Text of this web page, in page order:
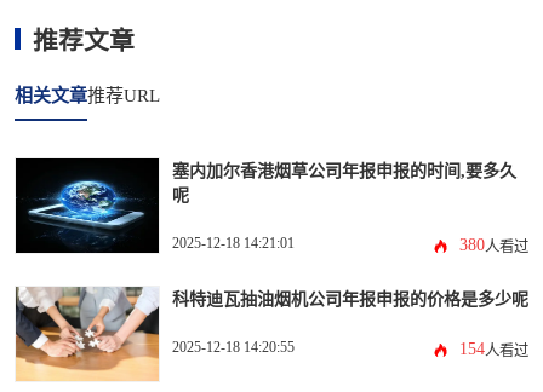
推荐文章
相关文章推荐URL
塞内加尔香港烟草公司年报申报的时间,要多久
呢
2025-12-18 14:21:01 380人看过
科特迪瓦抽油烟机公司年报申报的价格是多少呢
2025-12-18 14:20:55 154人看过